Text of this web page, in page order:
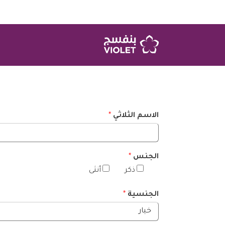
الاسم الثلاثي *
الجنس *
ذكر
أنثى
الجنسية *